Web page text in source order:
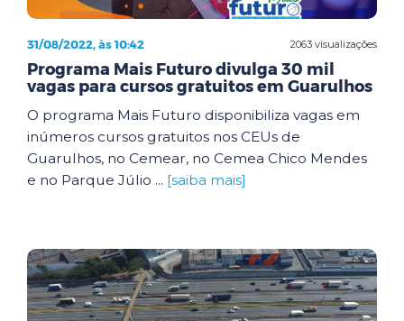
2063 visualizações
31/08/2022, às 10:42
Programa Mais Futuro divulga 30 mil
vagas para cursos gratuitos em Guarulhos
O programa Mais Futuro disponibiliza vagas em
inúmeros cursos gratuitos nos CEUs de
Guarulhos, no Cemear, no Cemea Chico Mendes
e no Parque Júlio ... [saiba mais]